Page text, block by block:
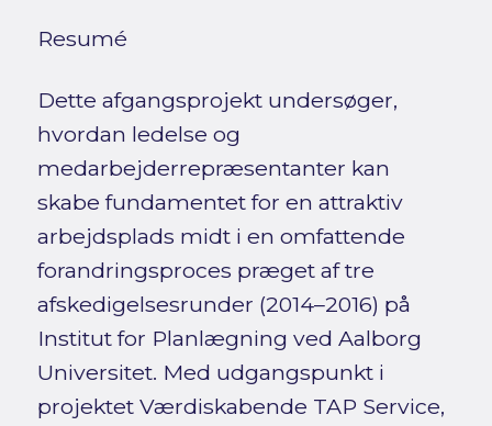
Resumé
Dette afgangsprojekt undersøger,
hvordan ledelse og
medarbejderrepræsentanter kan
skabe fundamentet for en attraktiv
arbejdsplads midt i en omfattende
forandringsproces præget af tre
afskedigelsesrunder (2014–2016) på
Institut for Planlægning ved Aalborg
Universitet. Med udgangspunkt i
projektet Værdiskabende TAP Service,